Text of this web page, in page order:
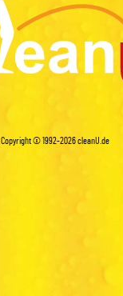
Copyright © 1992-2026cleanU.de